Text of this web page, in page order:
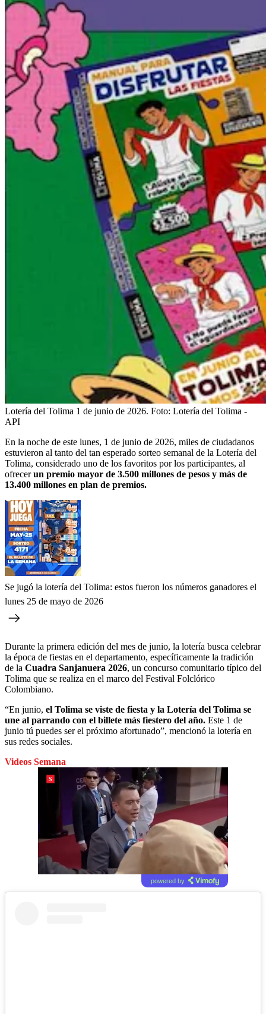
Lotería del Tolima 1 de junio de 2026. Foto: Lotería del Tolima -
API
En la noche de este lunes, 1 de junio de 2026, miles de ciudadanos
estuvieron al tanto del tan esperado sorteo semanal de la Lotería del
Tolima, considerado uno de los favoritos por los participantes, al
ofrecerun premio mayor de 3.500 millones de pesos y más de
13.400 millones en plan de premios.
Se jugó la lotería del Tolima: estos fueron los números ganadores el
lunes 25 de mayo de 2026
Durante la primera edición del mes de junio, la lotería busca celebrar
la época de fiestas en el departamento, específicamente la tradición
de la Cuadra Sanjanuera 2026, un concurso comunitario típico del
Tolima que se realiza en el marco del Festival Folclórico
Colombiano.
“En junio, el Tolima se viste de fiesta y la Lotería del Tolima se
une al parrando con el billete más fiestero del año. Este 1 de
junio tú puedes ser el próximo afortunado”, mencionó la lotería en
sus redes sociales.
Videos Semana
powered by